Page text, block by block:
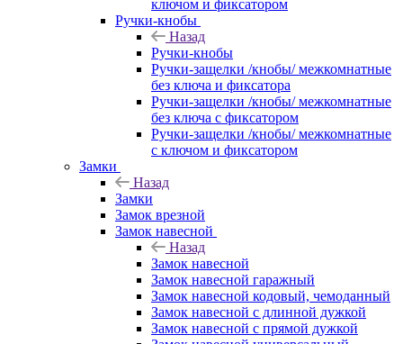
ключом и фиксатором
Ручки-кнобы
Назад
Ручки-кнобы
Ручки-защелки /кнобы/ межкомнатные
без ключа и фиксатора
Ручки-защелки /кнобы/ межкомнатные
без ключа с фиксатором
Ручки-защелки /кнобы/ межкомнатные
с ключом и фиксатором
Замки
Назад
Замки
Замок врезной
Замок навесной
Назад
Замок навесной
Замок навесной гаражный
Замок навесной кодовый, чемоданный
Замок навесной с длинной дужкой
Замок навесной с прямой дужкой